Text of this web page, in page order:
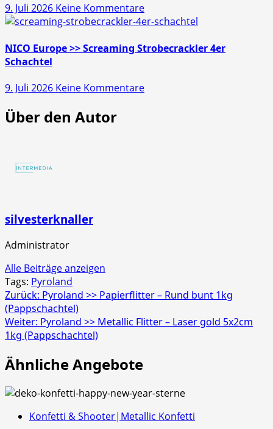
10er
Schachtel
9. Juli 2026 Keine Kommentarezu
NICO
>>
Fontänenbatterie
NICO Europe >> Screaming Strobecrackler 4er
Schachtel
9. Juli 2026 Keine Kommentarezu
Über den Autor
silvesterknaller
Administrator
Alle Beiträge anzeigen
Tags: Pyroland
Beitragsnavigation
Zurück: Pyroland >> Papierflitter – Rund bunt 1kg
(Pappschachtel)
Weiter: Pyroland >> Metallic Flitter – Laser gold 5x2cm
1kg (Pappschachtel)
Ähnliche Angebote
Konfetti & Shooter|Metallic Konfetti